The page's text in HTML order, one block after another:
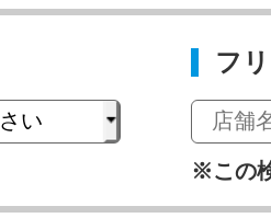
フ
※この